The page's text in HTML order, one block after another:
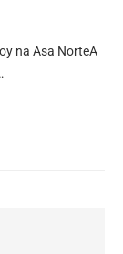
na Asa NorteA